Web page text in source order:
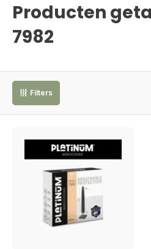
Producten
7982
Filters